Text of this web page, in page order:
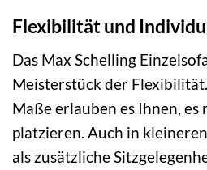
Flexibilität und
Das Max Schelling
Meisterstück der
Maße erlauben es Ihnen, es
platzieren. Auch in
als zusätzliche